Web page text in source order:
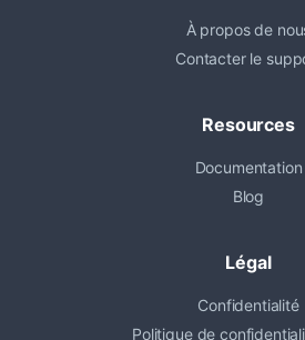
À propos de
Contacter le
Resources
Documentation
Blog
Légal
Confidentialité
Politique de